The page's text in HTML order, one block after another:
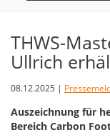
THWS-
Ullrich
08.12.2025 |
Auszeichnung für
Bereich Carbon